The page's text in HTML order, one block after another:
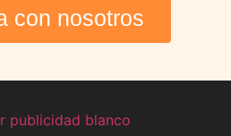
con nosotros